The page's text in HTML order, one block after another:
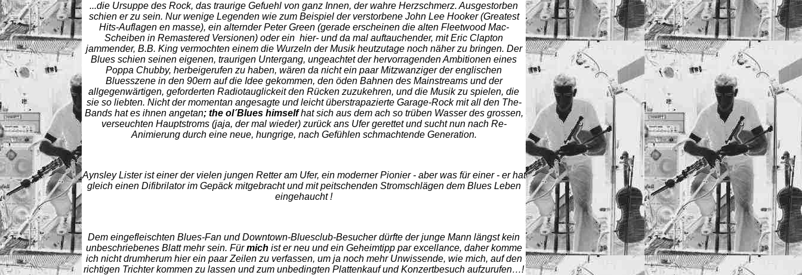
...die Ursuppe des Rock, das traurige Gefuehl von ganz Innen, der wahre Herzschmerz. Ausgestorben
schien er zu sein. Nur wenige Legenden wie zum Beispiel der verstorbene John Lee Hooker (Greatest
Hits-Auflagen en masse), ein alternder Peter Green (gerade erscheinen die alten Fleetwood Mac-
Scheiben in Remastered Versionen) oder ein hier- und da mal auftauchender, mit Eric Clapton
jammender, B.B. King vermochten einem die Wurzeln der Musik heutzutage noch näher zu bringen. Der
Blues schien seinen eigenen, traurigen Untergang, ungeachtet der hervorragenden Ambitionen eines
Poppa Chubby, herbeigerufen zu haben, wären da nicht ein paar Mitzwanziger der englischen
Bluesszene in den 90ern auf die Idee gekommen, den öden Bahnen des Mainstreams und der
allgegenwärtigen, geforderten Radiotauglickeit den Rücken zuzukehren, und die Musik zu spielen, die
sie so liebten. Nicht der momentan angesagte und leicht überstrapazierte Garage-Rock mit all den The-
Bands hat es ihnen angetan; the ol´Blues himselfhat sich aus dem ach so trüben Wasser des grossen,
verseuchten Hauptstroms (jaja, der mal wieder) zurück ans Ufer gerettet und sucht nun nach Re-
Animierung durch eine neue, hungrige, nach Gefühlen schmachtende Generation.
Aynsley Lister ist einer der vielen jungen Retter am Ufer, ein moderner Pionier - aber was für einer - er hat
gleich einen Difibrilator im Gepäck mitgebracht und mit peitschenden Stromschlägen dem Blues Leben
eingehaucht !
Dem eingefleischten Blues-Fan und Downtown-Bluesclub-Besucher dürfte der junge Mann längst kein
unbeschriebenes Blatt mehr sein. Fürmich ist er neu und ein Geheimtipp par excellance, daher komme
ich nicht drumherum hier ein paar Zeilen zu verfassen, um ja noch mehr Unwissende, wie mich, auf den
richtigen Trichter kommen zu lassen und zum unbedingten Plattenkauf und Konzertbesuch aufzurufen…!